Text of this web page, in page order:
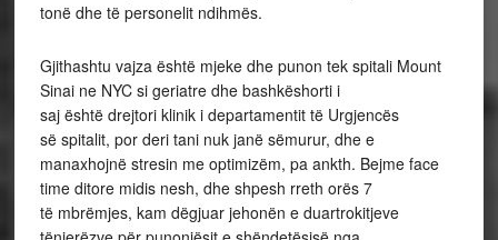
tonë dhe të personelit ndihmës.
Gjithashtu vajza është mjeke dhe punon tek spitali Mount
Sinai ne NYC si geriatre dhe bashkëshorti i
saj është drejtori klinik i departamentit të Urgjencës
së spitalit, por deri tani nuk janë sëmurur, dhe e
manaxhojnë stresin me optimizëm, pa ankth. Bejme face
time ditore midis nesh, dhe shpesh rreth orës 7
të mbrëmjes, kam dëgjuar jehonën e duartrokitjeve